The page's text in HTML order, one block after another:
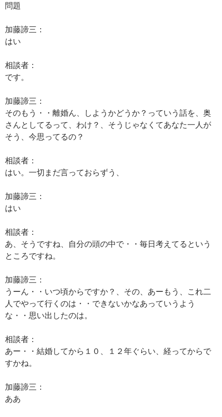
問題
加藤諦三：
はい
相談者：
です。
加藤諦三：
そのもう・・離婚ん、しようかどうか？っていう話を、奥
さんとしてるって、わけ？、そうじゃなくてあなた一人が
そう、今思ってるの？
相談者：
はい。一切まだ言っておらずう、
加藤諦三：
はい
相談者：
あ、そうですね、自分の頭の中で・・毎日考えてるという
ところですね。
加藤諦三：
うーん・・いつ頃からですか？、その、あーもう、これ二
人でやって行くのは・・できないかなあっていうよう
な・・思い出したのは。
相談者：
あー・・結婚してから１０、１２年ぐらい、経ってからで
すかね。
加藤諦三：
ああ